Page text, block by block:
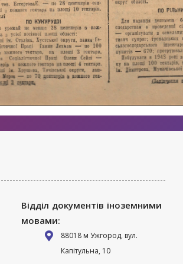
Відділ документів іноземними
мовами:
88018 м Ужгород, вул.
Капітульна, 10